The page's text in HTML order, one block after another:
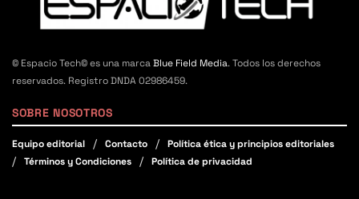
© Espacio Tech© es una marcaBlue Field Media. Todos los derechos
reservados. Registro DNDA 02986459.
SOBRE NOSOTROS
Equipo editorial Contacto
Política ética y principios editoriales
Términos y Condiciones
Política de privacidad